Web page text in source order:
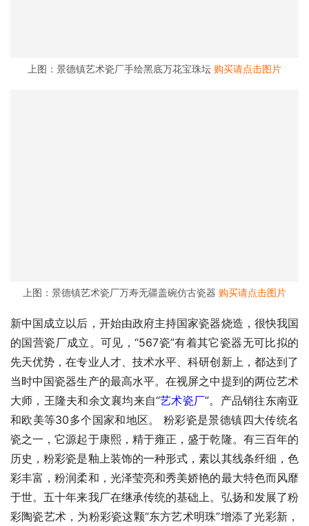
上图：景德镇艺术瓷厂手绘黑底万花宝珠坛 购买请点击图片
上图：景德镇艺术瓷厂万寿无疆盖碗仿古瓷器 购买请点击图片
新中国成立以后，开始由政府主持国家瓷器烧造，很快我国
的国营瓷厂成立。可见，“567瓷”有着其它瓷器无可比拟的
先天优势，在专业人才、技术水平、科研创新上，都达到了
当时中国瓷器生产的最高水平。在视屏之中提到的两位艺术
大师，王隆夫和余文襄均来自“艺术瓷厂”。产品销往东南亚
和欧美等30多个国家和地区。 粉彩瓷是景德镇四大传统名
瓷之一，它源起于康熙，精于雍正，盛于乾隆。有三百年的
历史，粉彩瓷是釉上装饰的一种形式，素以其线条纤细，色
彩丰富，粉润柔和，光泽莹亮和秀美娇艳的最大特色而风靡
于世。五十年来我厂在继承传统的基础上。弘扬和发展了粉
彩陶瓷艺术，为粉彩瓷这颗“东方艺术明珠”增添了光彩新，